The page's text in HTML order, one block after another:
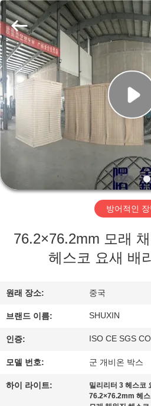
홈
제
품
우
리
관
것
공
장
투
©
2018
-
2026
Hebei
KN
Wire
Mesh
Co.,
Ltd..
All
Rights
Reserved.
방어적인 장
76.2×76.2mm 모래
헤스코 요새 배
원래 장소: 중국
브랜드 이름: SHUXIN
인증: ISO CE SGS
모델 번호: 군 개비온 박스
하이 라이트: 밀리리터 3 헤스코
76.2×76.2mm 헤